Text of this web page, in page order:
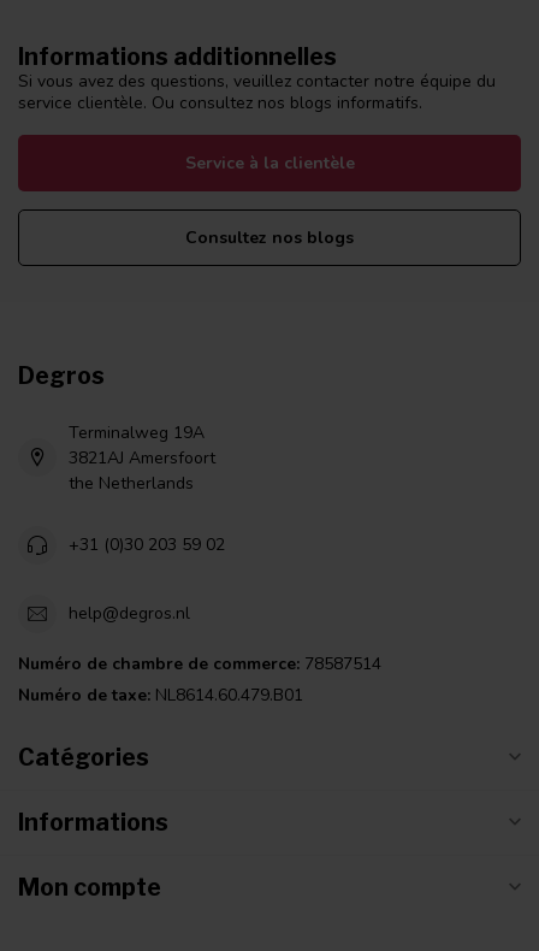
Informations additionnelles
Si vous avez des questions, veuillez contacter notre équipe du
service clientèle. Ou consultez nos blogs informatifs.
Service à la clientèle
Consultez nos blogs
Degros
Terminalweg 19A
3821AJ Amersfoort
the Netherlands
+31 (0)30 203 59 02
help@degros.nl
Numéro de chambre de commerce: 78587514
Numéro de taxe: NL8614.60.479.B01
Catégories
Informations
Mon compte